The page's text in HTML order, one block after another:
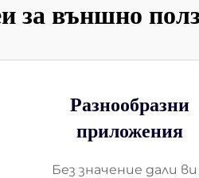
за външно
Разнообразни
приложения
Без значение дали ви